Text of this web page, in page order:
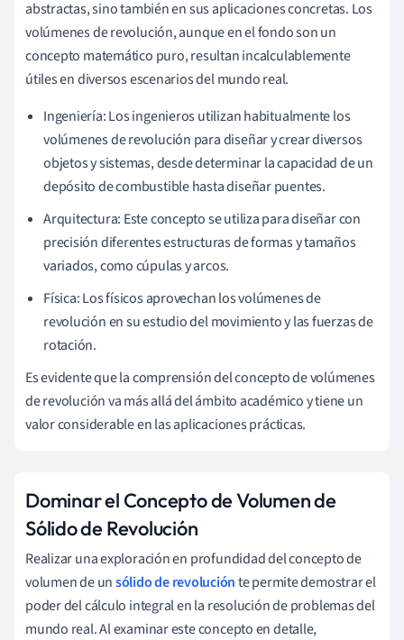
abstractas, sino también en sus aplicaciones concretas. Los
volúmenes de revolución, aunque en el fondo son un
concepto matemático puro, resultan incalculablemente
útiles en diversos escenarios del mundo real.
Ingeniería: Los ingenieros utilizan habitualmente los
volúmenes de revolución para diseñar y crear diversos
objetos y sistemas, desde determinar la capacidad de un
depósito de combustible hasta diseñar puentes.
Arquitectura: Este concepto se utiliza para diseñar con
precisión diferentes estructuras de formas y tamaños
variados, como cúpulas y arcos.
Física: Los físicos aprovechan los volúmenes de
revolución en su estudio del movimiento y las fuerzas de
rotación.
Es evidente que la comprensión del concepto de volúmenes
de revolución va más allá del ámbito académico y tiene un
valor considerable en las aplicaciones prácticas.
Dominar el Concepto de Volumen de
Sólido de Revolución
Realizar una exploración en profundidad del concepto de
volumen de unsólido de revoluciónte permite demostrar el
poder del cálculo integral en la resolución de problemas del
mundo real. Al examinar este concepto en detalle,